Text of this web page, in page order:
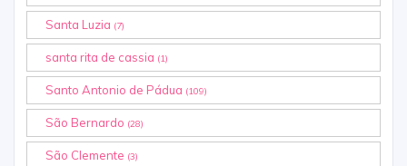
Santa Luzia (7)
santa rita de cassia (1)
Santo Antonio de Pádua (109)
São Bernardo (28)
São Clemente (3)